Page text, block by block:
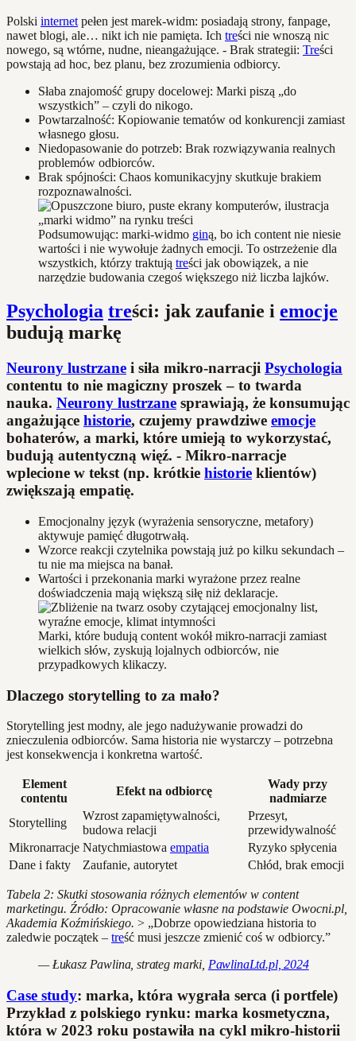
Polski internet pełen jest marek-widm: posiadają strony, fanpage,
nawet blogi, ale… nikt ich nie pamięta. Ich treści nie wnoszą nic
nowego, są wtórne, nudne, nieangażujące. - Brak strategii: Treści
powstają ad hoc, bez planu, bez zrozumienia odbiorcy.
Słaba znajomość grupy docelowej: Marki piszą „do
wszystkich” – czyli do nikogo.
Powtarzalność: Kopiowanie tematów od konkurencji zamiast
własnego głosu.
Niedopasowanie do potrzeb: Brak rozwiązywania realnych
problemów odbiorców.
Brak spójności: Chaos komunikacyjny skutkuje brakiem
rozpoznawalności.
Podsumowując: marki-widmo giną, bo ich content nie niesie
wartości i nie wywołuje żadnych emocji. To ostrzeżenie dla
wszystkich, którzy traktują treści jak obowiązek, a nie
narzędzie budowania czegoś większego niż liczba lajków.
Psychologia treści: jak zaufanie i emocje
budują markę
Neurony lustrzane i siła mikro-narracji Psychologia
contentu to nie magiczny proszek – to twarda
nauka. Neurony lustrzane sprawiają, że konsumując
angażujące historie, czujemy prawdziwe emocje
bohaterów, a marki, które umieją to wykorzystać,
budują autentyczną więź. - Mikro-narracje
wplecione w tekst (np. krótkie historie klientów)
zwiększają empatię.
Emocjonalny język (wyrażenia sensoryczne, metafory)
aktywuje pamięć długotrwałą.
Wzorce reakcji czytelnika powstają już po kilku sekundach –
tu nie ma miejsca na banał.
Wartości i przekonania marki wyrażone przez realne
doświadczenia mają większą siłę niż deklaracje.
Marki, które budują content wokół mikro-narracji zamiast
wielkich słów, zyskują lojalnych odbiorców, nie
przypadkowych klikaczy.
Dlaczego storytelling to za mało?
Storytelling jest modny, ale jego nadużywanie prowadzi do
znieczulenia odbiorców. Sama historia nie wystarczy – potrzebna
jest konsekwencja i konkretna wartość.
Element
contentu
Efekt na odbiorcę
Wady przy
nadmiarze
Storytelling
Wzrost zapamiętywalności,
budowa relacji
Przesyt,
przewidywalność
Mikronarracje Natychmiastowa empatia
Ryzyko spłycenia
Dane i fakty
Zaufanie, autorytet Chłód, brak emocji
Tabela 2: Skutki stosowania różnych elementów w content
marketingu. Źródło: Opracowanie własne na podstawie Owocni.pl,
Akademia Koźmińskiego. > „Dobrze opowiedziana historia to
zaledwie początek – treść musi jeszcze zmienić coś w odbiorcy.”
— Łukasz Pawlina, strateg marki, PawlinaLtd.pl, 2024
Case study: marka, która wygrała serca (i portfele)
Przykład z polskiego rynku: marka kosmetyczna,
która w 2023 roku postawiła na cykl mikro-historii